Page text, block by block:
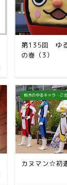
第135回 ゆ
の巻（3）
栃木のゆるキャラ・ご
カヌマン☆初